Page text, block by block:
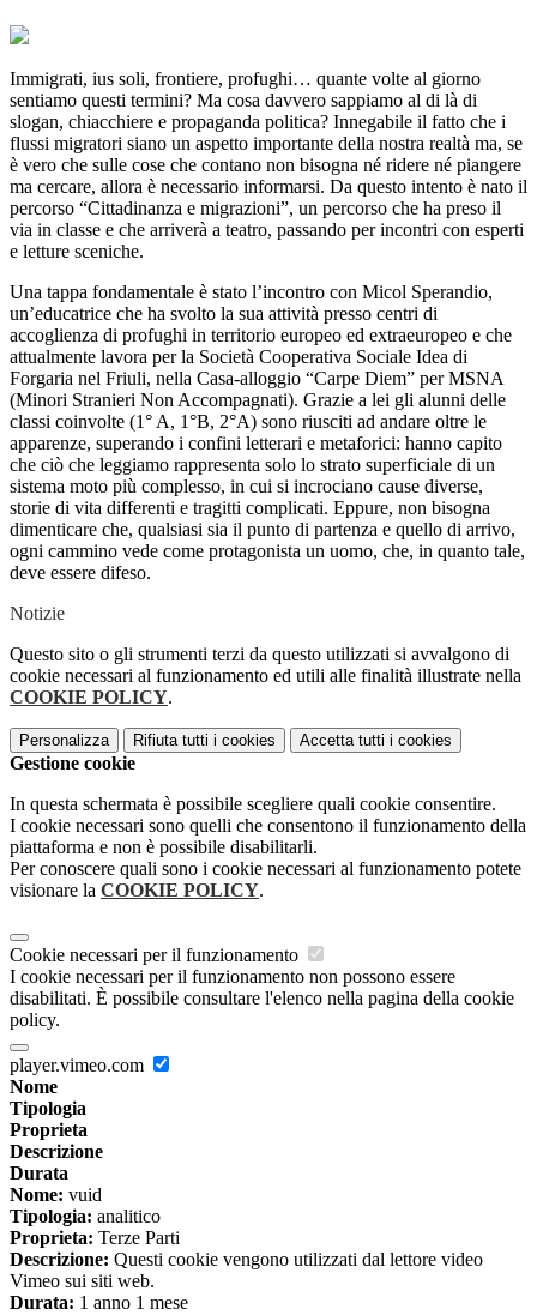
Immigrati, ius soli, frontiere, profughi… quante volte al giorno
sentiamo questi termini? Ma cosa davvero sappiamo al di là di
slogan, chiacchiere e propaganda politica? Innegabile il fatto che i
flussi migratori siano un aspetto importante della nostra realtà ma, se
è vero che sulle cose che contano non bisogna né ridere né piangere
ma cercare, allora è necessario informarsi. Da questo intento è nato il
percorso “Cittadinanza e migrazioni”, un percorso che ha preso il
via in classe e che arriverà a teatro, passando per incontri con esperti
e letture sceniche.
Una tappa fondamentale è stato l’incontro con Micol Sperandio,
un’educatrice che ha svolto la sua attività presso centri di
accoglienza di profughi in territorio europeo ed extraeuropeo e che
attualmente lavora per la Società Cooperativa Sociale Idea di
Forgaria nel Friuli, nella Casa-alloggio “Carpe Diem” per MSNA
(Minori Stranieri Non Accompagnati). Grazie a lei gli alunni delle
classi coinvolte (1° A, 1°B, 2°A) sono riusciti ad andare oltre le
apparenze, superando i confini letterari e metaforici: hanno capito
che ciò che leggiamo rappresenta solo lo strato superficiale di un
sistema moto più complesso, in cui si incrociano cause diverse,
storie di vita differenti e tragitti complicati. Eppure, non bisogna
dimenticare che, qualsiasi sia il punto di partenza e quello di arrivo,
ogni cammino vede come protagonista un uomo, che, in quanto tale,
deve essere difeso.
Notizie
Questo sito o gli strumenti terzi da questo utilizzati si avvalgono di
cookie necessari al funzionamento ed utili alle finalità illustrate nella
COOKIE POLICY.
Personalizza Rifiuta tutti i cookies Accetta tutti i cookies
Gestione cookie
In questa schermata è possibile scegliere quali cookie consentire.
I cookie necessari sono quelli che consentono il funzionamento della
piattaforma e non è possibile disabilitarli.
Per conoscere quali sono i cookie necessari al funzionamento potete
visionare la COOKIE POLICY.
Cookie necessari per il funzionamento
I cookie necessari per il funzionamento non possono essere
disabilitati. È possibile consultare l'elenco nella pagina della cookie
policy.
player.vimeo.com
Nome
Tipologia
Proprieta
Descrizione
Durata
Nome: vuid
Tipologia: analitico
Proprieta: Terze Parti
Descrizione: Questi cookie vengono utilizzati dal lettore video
Vimeo sui siti web.
Durata: 1 anno 1 mese